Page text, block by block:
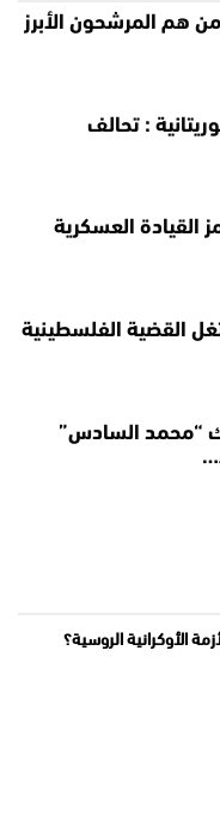
هم المرشحون الأبرز
: تحالف
القيادة العسكرية
القضية الفلسطينية
“محمد السادس”
الأوكرانية الروسية؟